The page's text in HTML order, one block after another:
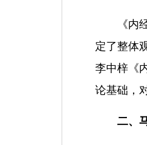
《
定了整体
李中梓《
论基础，
二、